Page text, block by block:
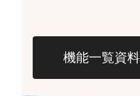
機能一覧資